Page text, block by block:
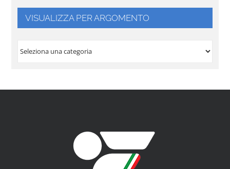
VISUALIZZA PER ARGOMENTO